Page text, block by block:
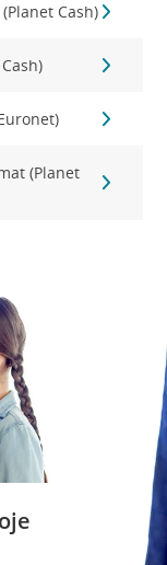
Cash)
(Planet